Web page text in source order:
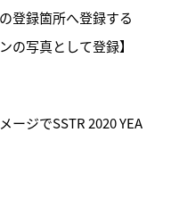
登録箇所へ登録する
の写真として登録】
ージでSSTR 2020 YEA